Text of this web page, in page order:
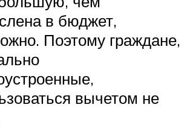
в бюджет,
Поэтому граждане,
вычетом не